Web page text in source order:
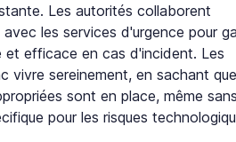
Les autorités collaborent
les services d'urgence pour
et efficace en cas d'incident. Les
vivre sereinement, en sachant
sont en place, même
pour les risques